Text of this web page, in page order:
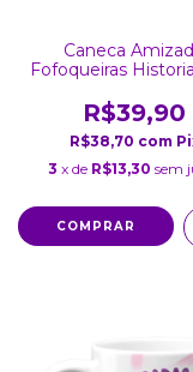
Caneca
Fofoqueiras
R$39,90
R$38,70 com
3 x de R$13,30 sem
COMPRAR